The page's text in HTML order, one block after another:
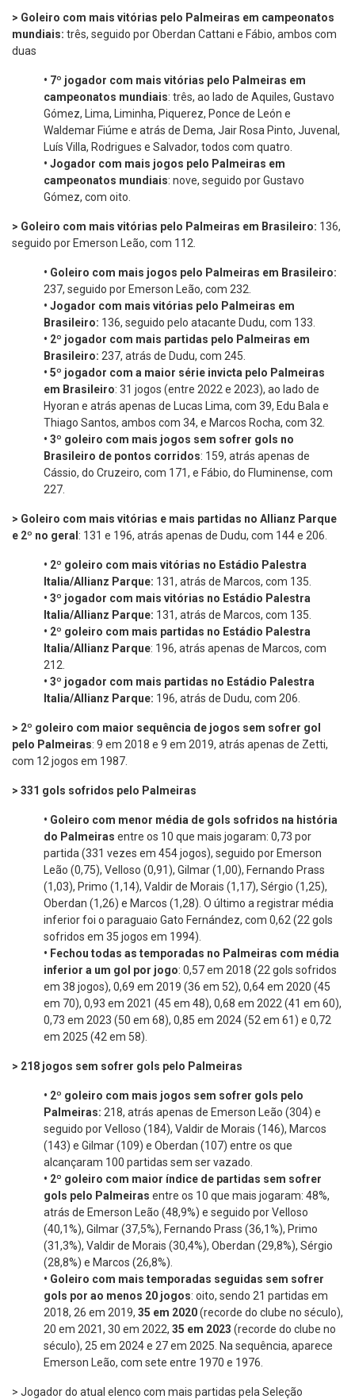
> Goleiro com mais vitórias pelo Palmeiras em campeonatos
mundiais: três, seguido por Oberdan Cattani e Fábio, ambos com
duas
• 7º jogador com mais vitórias pelo Palmeiras em
campeonatos mundiais: três, ao lado de Aquiles, Gustavo
Gómez, Lima, Liminha, Piquerez, Ponce de León e
Waldemar Fiúme e atrás de Dema, Jair Rosa Pinto, Juvenal,
Luís Villa, Rodrigues e Salvador, todos com quatro.
• Jogador com mais jogos pelo Palmeiras em
campeonatos mundiais: nove, seguido por Gustavo
Gómez, com oito.
> Goleiro com mais vitórias pelo Palmeiras em Brasileiro: 136,
seguido por Emerson Leão, com 112.
• Goleiro com mais jogos pelo Palmeiras em Brasileiro:
237, seguido por Emerson Leão, com 232.
• Jogador com mais vitórias pelo Palmeiras em
Brasileiro: 136, seguido pelo atacante Dudu, com 133.
• 2º jogador com mais partidas pelo Palmeiras em
Brasileiro: 237, atrás de Dudu, com 245.
• 5º jogador com a maior série invicta pelo Palmeiras
em Brasileiro: 31 jogos (entre 2022 e 2023), ao lado de
Hyoran e atrás apenas de Lucas Lima, com 39, Edu Bala e
Thiago Santos, ambos com 34, e Marcos Rocha, com 32.
• 3º goleiro com mais jogos sem sofrer gols no
Brasileiro de pontos corridos: 159, atrás apenas de
Cássio, do Cruzeiro, com 171, e Fábio, do Fluminense, com
227.
> Goleiro com mais vitórias e mais partidas no Allianz Parque
e 2º no geral: 131 e 196, atrás apenas de Dudu, com 144 e 206.
• 2º goleiro com mais vitórias no Estádio Palestra
Italia/Allianz Parque: 131, atrás de Marcos, com 135.
• 3º jogador com mais vitórias no Estádio Palestra
Italia/Allianz Parque: 131, atrás de Marcos, com 135.
• 2º goleiro com mais partidas no Estádio Palestra
Italia/Allianz Parque: 196, atrás apenas de Marcos, com
212.
• 3º jogador com mais partidas no Estádio Palestra
Italia/Allianz Parque: 196, atrás de Dudu, com 206.
> 2º goleiro com maior sequência de jogos sem sofrer gol
pelo Palmeiras: 9 em 2018 e 9 em 2019, atrás apenas de Zetti,
com 12 jogos em 1987.
> 331 gols sofridos pelo Palmeiras
• Goleiro com menor média de gols sofridos na história
do Palmeiras entre os 10 que mais jogaram: 0,73 por
partida (331 vezes em 454 jogos), seguido por Emerson
Leão (0,75), Velloso (0,91), Gilmar (1,00), Fernando Prass
(1,03), Primo (1,14), Valdir de Morais (1,17), Sérgio (1,25),
Oberdan (1,26) e Marcos (1,28). O último a registrar média
inferior foi o paraguaio Gato Fernández, com 0,62 (22 gols
sofridos em 35 jogos em 1994).
• Fechou todas as temporadas no Palmeiras com média
inferior a um gol por jogo: 0,57 em 2018 (22 gols sofridos
em 38 jogos), 0,69 em 2019 (36 em 52), 0,64 em 2020 (45
em 70), 0,93 em 2021 (45 em 48), 0,68 em 2022 (41 em 60),
0,73 em 2023 (50 em 68), 0,85 em 2024 (52 em 61) e 0,72
em 2025 (42 em 58).
> 218 jogos sem sofrer gols pelo Palmeiras
• 2º goleiro com mais jogos sem sofrer gols pelo
Palmeiras: 218, atrás apenas de Emerson Leão (304) e
seguido por Velloso (184), Valdir de Morais (146), Marcos
(143) e Gilmar (109) e Oberdan (107) entre os que
alcançaram 100 partidas sem ser vazado.
• 2º goleiro com maior índice de partidas sem sofrer
gols pelo Palmeiras entre os 10 que mais jogaram: 48%,
atrás de Emerson Leão (48,9%) e seguido por Velloso
(40,1%), Gilmar (37,5%), Fernando Prass (36,1%), Primo
(31,3%), Valdir de Morais (30,4%), Oberdan (29,8%), Sérgio
(28,8%) e Marcos (26,8%).
• Goleiro com mais temporadas seguidas sem sofrer
gols por ao menos 20 jogos: oito, sendo 21 partidas em
2018, 26 em 2019, 35 em 2020(recorde do clube no século),
20 em 2021, 30 em 2022, 35 em 2023 (recorde do clube no
século), 25 em 2024 e 27 em 2025. Na sequência, aparece
Emerson Leão, com sete entre 1970 e 1976.
> Jogador do atual elenco com mais partidas pela Seleção